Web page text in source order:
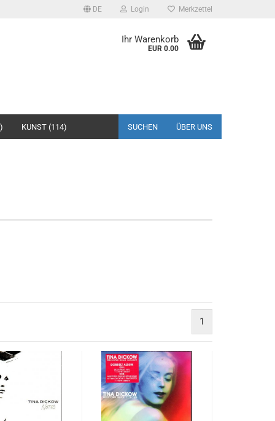
DE Login Merkzettel
Ihr Warenkorb
EUR 0.00
KUNST (114) SUCHEN ÜBER UNS
1